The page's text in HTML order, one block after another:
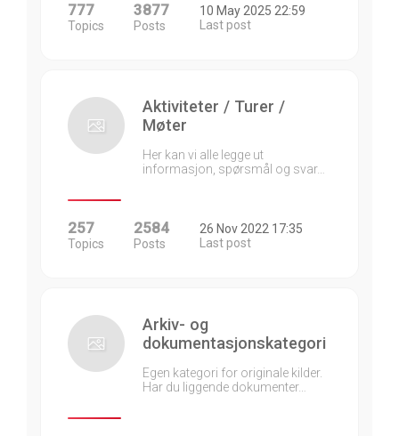
777
Topics
3877
Posts
10 May 2025 22:59
Last post
Aktiviteter / Turer /
Møter
Her kan vi alle legge ut
informasjon, spørsmål og svar…
257
Topics
2584
Posts
26 Nov 2022 17:35
Last post
Arkiv- og
dokumentasjonskategori
Egen kategori for originale kilder.
Har du liggende dokumenter…